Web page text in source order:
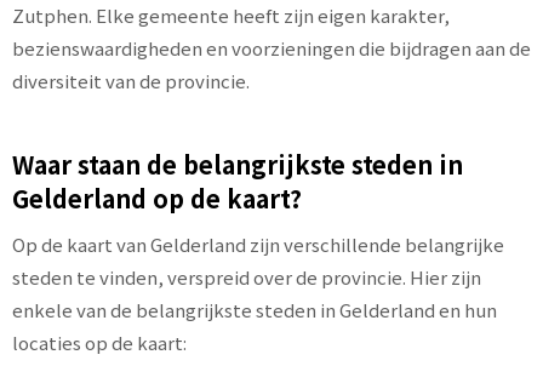
Zutphen. Elke gemeente heeft zijn eigen karakter,
bezienswaardigheden en voorzieningen die bijdragen aan de
diversiteit van de provincie.
Waar staan de belangrijkste steden in
Gelderland op de kaart?
Op de kaart van Gelderland zijn verschillende belangrijke
steden te vinden, verspreid over de provincie. Hier zijn
enkele van de belangrijkste steden in Gelderland en hun
locaties op de kaart: